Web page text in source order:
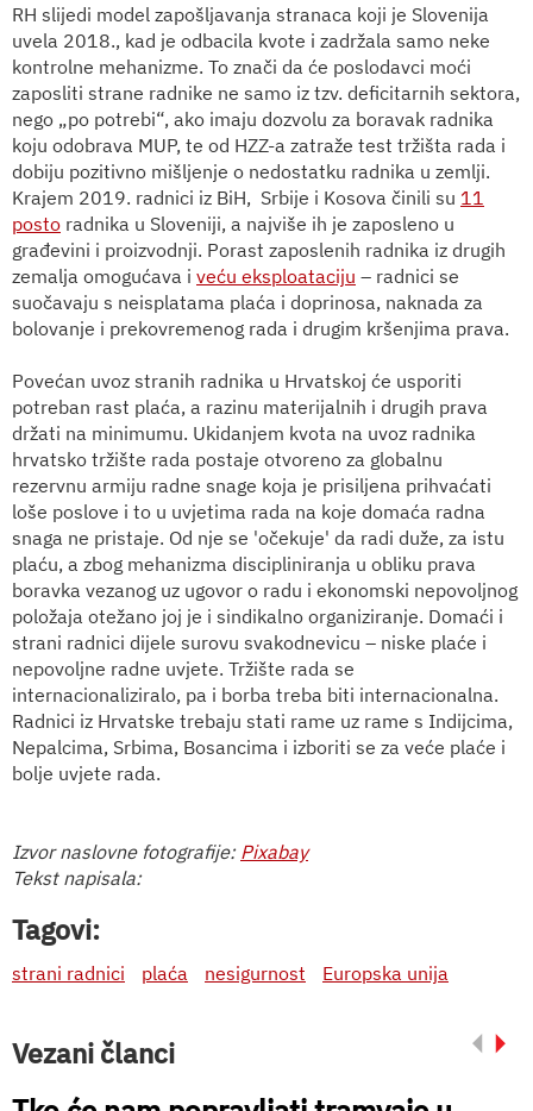
RH slijedi model zapošljavanja stranaca koji je Slovenija
uvela 2018., kad je odbacila kvote i zadržala samo neke
kontrolne mehanizme. To znači da će poslodavci moći
zaposliti strane radnike ne samo iz tzv. deficitarnih sektora,
nego „po potrebi“, ako imaju dozvolu za boravak radnika
koju odobrava MUP, te od HZZ-a zatraže test tržišta rada i
dobiju pozitivno mišljenje o nedostatku radnika u zemlji.
Krajem 2019. radnici iz BiH, Srbije i Kosova činili su 11
posto radnika u Sloveniji, a najviše ih je zaposleno u
građevini i proizvodnji. Porast zaposlenih radnika iz drugih
zemalja omogućava i veću eksploataciju – radnici se
suočavaju s neisplatama plaća i doprinosa, naknada za
bolovanje i prekovremenog rada i drugim kršenjima prava.
Povećan uvoz stranih radnika u Hrvatskoj će usporiti
potreban rast plaća, a razinu materijalnih i drugih prava
držati na minimumu. Ukidanjem kvota na uvoz radnika
hrvatsko tržište rada postaje otvoreno za globalnu
rezervnu armiju radne snage koja je prisiljena prihvaćati
loše poslove i to u uvjetima rada na koje domaća radna
snaga ne pristaje. Od nje se 'očekuje' da radi duže, za istu
plaću, a zbog mehanizma discipliniranja u obliku prava
boravka vezanog uz ugovor o radu i ekonomski nepovoljnog
položaja otežano joj je i sindikalno organiziranje. Domaći i
strani radnici dijele surovu svakodnevicu – niske plaće i
nepovoljne radne uvjete. Tržište rada se
internacionaliziralo, pa i borba treba biti internacionalna.
Radnici iz Hrvatske trebaju stati rame uz rame s Indijcima,
Nepalcima, Srbima, Bosancima i izboriti se za veće plaće i
bolje uvjete rada.
Izvor naslovne fotografije: Pixabay
Tekst napisala:
Tagovi:
strani radnici plaća nesigurnost Europska unija
Vezani članci